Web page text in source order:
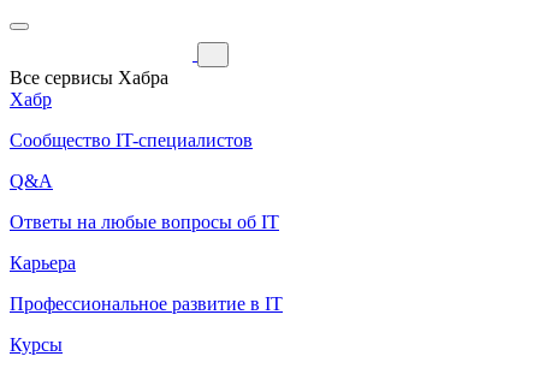
Все сервисы Хабра
Хабр
Сообщество IT-специалистов
Q&A
Ответы на любые вопросы об IT
Карьера
Профессиональное развитие в IT
Курсы